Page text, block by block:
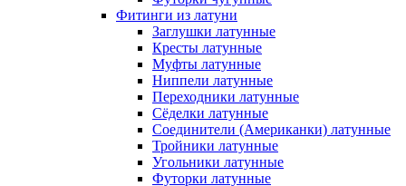
Фитинги из латуни
Заглушки латунные
Кресты латунные
Муфты латунные
Ниппели латунные
Переходники латунные
Сёделки латунные
Соединители (Американки) латунные
Тройники латунные
Угольники латунные
Футорки латунные